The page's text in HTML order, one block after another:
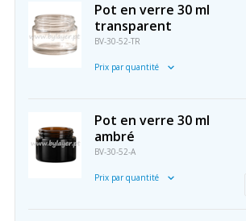
Pot en verre 30 ml
transparent
BV-30-52-TR
Prix par quantité
Pot en verre 30 ml
ambré
BV-30-52-A
Prix par quantité